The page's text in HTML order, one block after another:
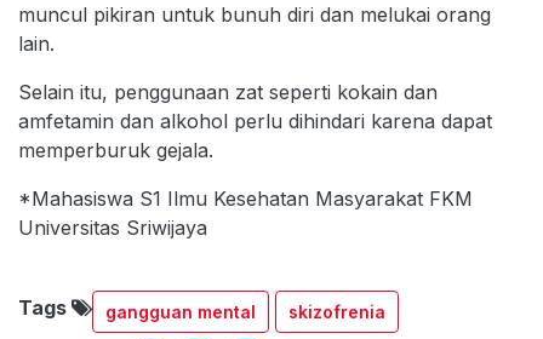
muncul pikiran untuk bunuh diri dan melukai orang
lain.
Selain itu, penggunaan zat seperti kokain dan
amfetamin dan alkohol perlu dihindari karena dapat
memperburuk gejala.
*Mahasiswa S1 Ilmu Kesehatan Masyarakat FKM
Universitas Sriwijaya
Tags gangguan mental skizofrenia